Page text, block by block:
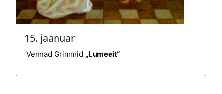
15. jaanuar
Vennad Grimmid „Lumeeit“